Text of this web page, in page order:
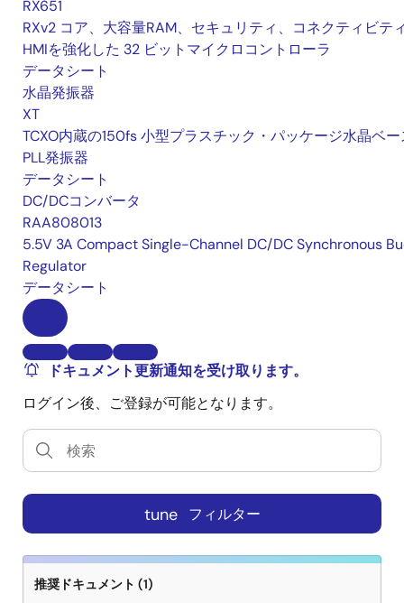
RX651
RXv2 コア、大容量RAM、セキュリティ、コネクティビテ
HMIを強化した 32 ビットマイクロコントローラ
データシート
水晶発振器
XT
TCXO内蔵の150fs 小型プラスチック・パッケージ水晶ベー
PLL発振器
データシート
DC/DCコンバータ
RAA808013
5.5V 3A Compact Single-Channel DC/DC Synchronous
Regulator
データシート
ドキュメント更新通知を受け取ります。
ログイン後、ご登録が可能となります。
tune フィルター
推奨ドキュメント (1)